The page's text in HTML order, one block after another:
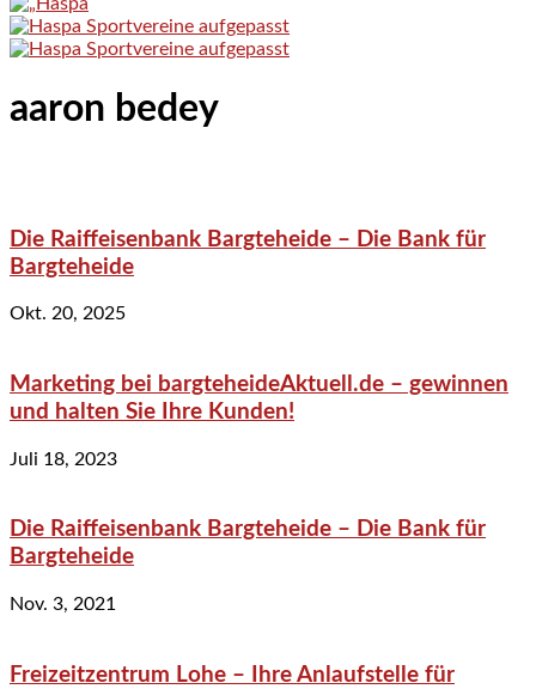
aaron bedey
Die Raiffeisenbank Bargteheide – Die Bank für
Bargteheide
Okt. 20, 2025
Marketing bei bargteheideAktuell.de – gewinnen
und halten Sie Ihre Kunden!
Juli 18, 2023
Die Raiffeisenbank Bargteheide – Die Bank für
Bargteheide
Nov. 3, 2021
Freizeitzentrum Lohe – Ihre Anlaufstelle für